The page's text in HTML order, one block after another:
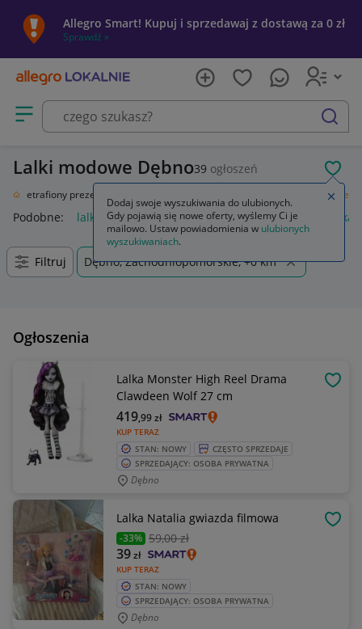
Allegro Smart! Kupuj i sprzedawaj z dostawą za 0 zł
Sprawdź »
Otwórz menu z kategoriami
szukaj
Lalki modowe Dębno39 ogłoszeń
Nietrafiony prezent Lalki modowe
Podobne: lalki modowe lalka modowa pałki lodowe
Filtruj Dębno, Zachodniopomorskie, +0 km
Ogłoszenia
Lalka Monster High Reel Drama
Clawdeen Wolf 27 cm
KUP TERAZ
419,99zł
STAN: NOWY
CZĘSTO SPRZEDAJE
SPRZEDAJĄCY: OSOBA PRYWATNA
Dębno
Lalka Natalia gwiazda filmowa
-33% 59,00 zł
KUP TERAZ
39zł
STAN: NOWY
SPRZEDAJĄCY: OSOBA PRYWATNA
Dębno
Dodaj swoje wyszukiwania do ulubionych.
Gdy pojawią się nowe oferty, wyślemy Ci je
mailowo. Ustaw powiadomienia w ulubionych
wyszukiwaniach.